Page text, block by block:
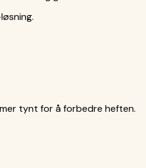
tynt for å forbedre heften.